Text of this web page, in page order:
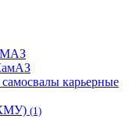
карьерные
(1)